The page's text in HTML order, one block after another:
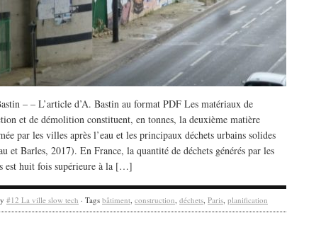
– – L’article d’A. Bastin au format PDF Les matériaux de
et de démolition constituent, en tonnes, la deuxième matière
par les villes après l’eau et les principaux déchets urbains solides
et Barles, 2017). En France, la quantité de déchets générés par les
est huit fois supérieure à la […]
#12 La ville slow tech · Tags bâtiment, construction, déchets, Paris, planification